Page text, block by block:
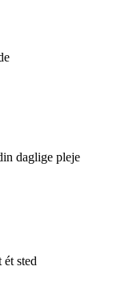
daglige pleje
sted